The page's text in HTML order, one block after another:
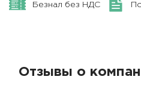
Безнал без НДС
Отзывы о